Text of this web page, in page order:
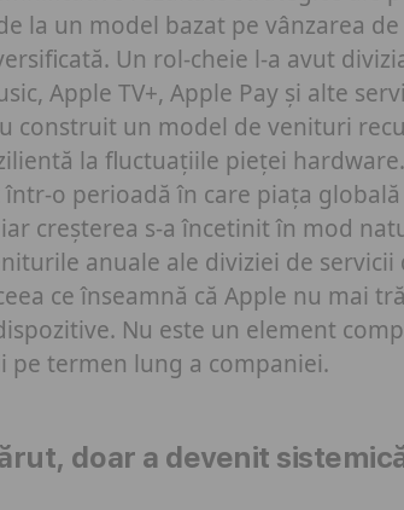
la un model bazat pe vânzarea
Un rol-cheie l-a avut
Apple TV+, Apple Pay și alte
construit un model de venituri
la fluctuațiile pieței
o perioadă în care piața
creșterea s-a încetinit în mod
anuale ale diviziei de servicii
ce înseamnă că Apple nu mai
Nu este un element
termen lung a companiei.
doar a devenit